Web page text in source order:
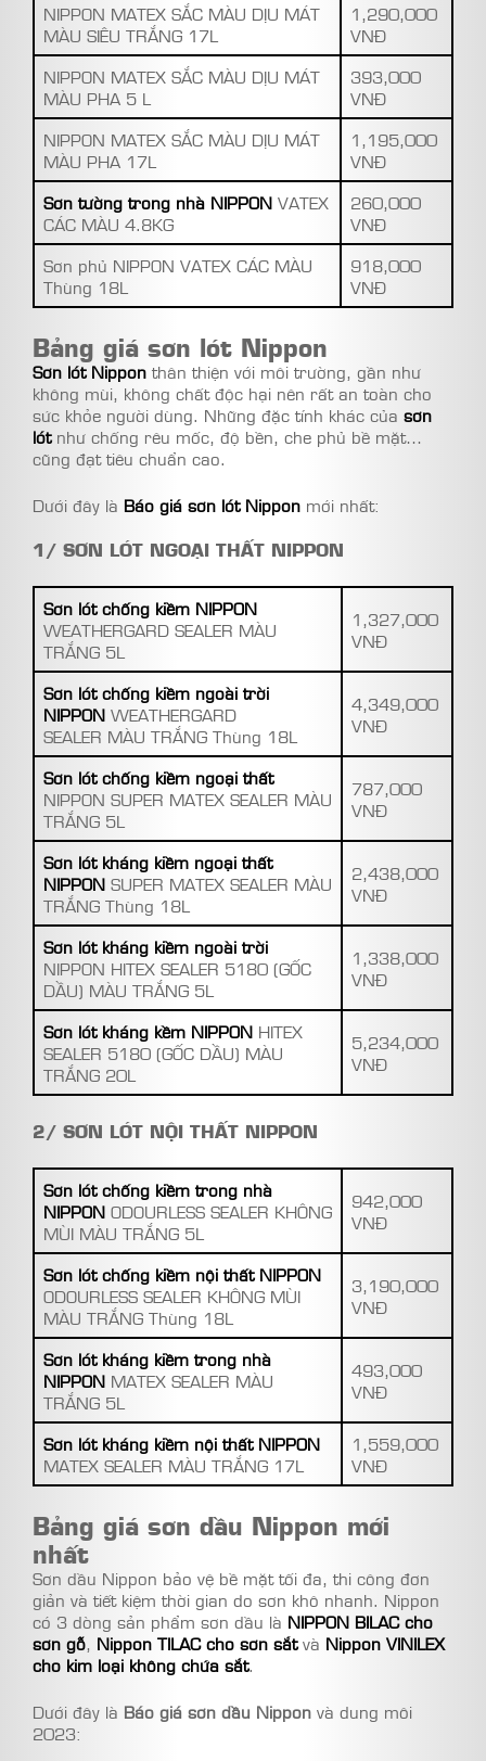
NIPPON MATEX SẮC MÀU DỊU MÁT
MÀU SIÊU TRẮNG 17L
1,290,000
VNĐ
NIPPON MATEX SẮC MÀU DỊU MÁT
MÀU PHA 5 L
393,000
VNĐ
NIPPON MATEX SẮC MÀU DỊU MÁT
MÀU PHA 17L
1,195,000
VNĐ
Sơn tường trong nhà NIPPON VATEX
CÁC MÀU 4.8KG
260,000
VNĐ
Sơn phủ NIPPON VATEX CÁC MÀU
Thùng 18L
918,000
VNĐ
Bảng giá sơn lót Nippon
Sơn lót Nippon thân thiện với môi trường, gần như
không mùi, không chất độc hại nên rất an toàn cho
sức khỏe người dùng. Những đặc tính khác của sơn
lótnhư chống rêu mốc, độ bền, che phủ bề mặt…
cũng đạt tiêu chuẩn cao.
Dưới đây là Báo giá sơn lót Nippon mới nhất:
1/ SƠN LÓT NGOẠI THẤT NIPPON
Sơn lót chống kiềm NIPPON
WEATHERGARD SEALER MÀU
TRẮNG 5L
1,327,000
VNĐ
Sơn lót chống kiềm ngoài trời
NIPPON WEATHERGARD
SEALER MÀU TRẮNG Thùng 18L
4,349,000
VNĐ
Sơn lót chống kiềm ngoại thất
NIPPON SUPER MATEX SEALER MÀU
TRẮNG 5L
787,000
VNĐ
Sơn lót kháng kiềm ngoại thất
NIPPON SUPER MATEX SEALER MÀU
TRẮNG Thùng 18L
2,438,000
VNĐ
Sơn lót kháng kiềm ngoài trời
NIPPON HITEX SEALER 5180 (GỐC
DẦU) MÀU TRẮNG 5L
1,338,000
VNĐ
Sơn lót kháng kềm NIPPON HITEX
SEALER 5180 (GỐC DẦU) MÀU
TRẮNG 20L
5,234,000
VNĐ
2/ SƠN LÓT NỘI THẤT NIPPON
Sơn lót chống kiềm trong nhà
NIPPON ODOURLESS SEALER KHÔNG
MÙI MÀU TRẮNG 5L
942,000
VNĐ
Sơn lót chống kiềm nội thất NIPPON
ODOURLESS SEALER KHÔNG MÙI
MÀU TRẮNG Thùng 18L
3,190,000
VNĐ
Sơn lót kháng kiềm trong nhà
NIPPON MATEX SEALER MÀU
TRẮNG 5L
493,000
VNĐ
Sơn lót kháng kiềm nội thất NIPPON
MATEX SEALER MÀU TRẮNG 17L
1,559,000
VNĐ
Bảng giá sơn dầu Nippon mới
nhất
Sơn dầu Nippon bảo vệ bề mặt tối đa, thi công đơn
giản và tiết kiệm thời gian do sơn khô nhanh. Nippon
có 3 dòng sản phẩm sơn dầu là NIPPON BILAC cho
sơn gỗ, Nippon TILAC cho sơn sắtvà Nippon VINILEX
cho kim loại không chứa sắt.
Dưới đây là Báo giá sơn dầu Nippon và dung môi
2023: